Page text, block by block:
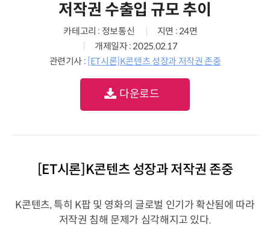
저작권 수출입 규모 추이
카테고리 : 정보통신
지면 : 24면
개제일자 : 2025.02.17
관련기사 : [ET시론]K콘텐츠 성장과 저작권 존중
다운로드
[ET시론]K콘텐츠 성장과 저작권 존중
K콘텐츠, 특히 K팝 및 영화의 글로벌 인기가 확산됨에 따라
저작권 침해 문제가 심각해지고 있다.